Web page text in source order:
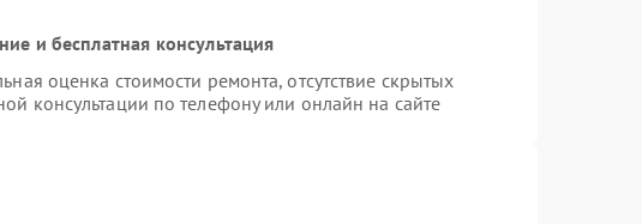
и бесплатная консультация
оценка стоимости ремонта, отсутствие скрытых
консультации по телефону или онлайн на сайте